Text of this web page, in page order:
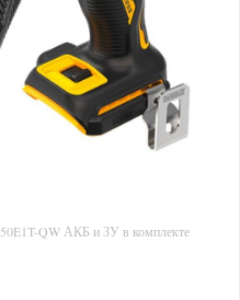
QW АКБ и ЗУ в комплекте